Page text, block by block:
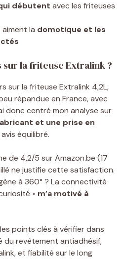
débutent avec les friteuses
la domotique et les
sur la friteuse Extralink ?
sur la friteuse Extralink 4,2L,
répandue en France, avec
donc centré mon analyse sur
et une prise en
équilibré.
de 4,2/5 sur Amazon.be (17
ne justifie cette satisfaction.
à 360° ? La connectivité
» m’a motivé à
points clés à vérifier dans
du revêtement antiadhésif,
et fiabilité sur le long